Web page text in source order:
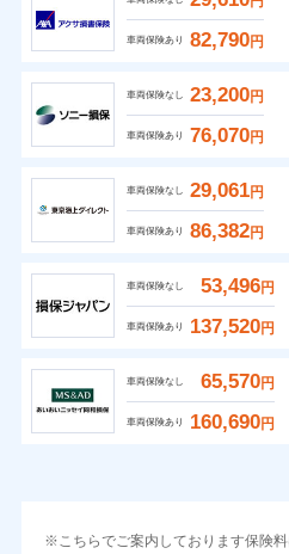
車両保険あり 82,790円
車両保険なし 23,200円
車両保険あり 76,070円
車両保険なし 29,061円
車両保険あり 86,382円
車両保険なし 53,496円
車両保険あり 137,520円
車両保険なし 65,570円
車両保険あり 160,690円
こちらでご案内しております保険